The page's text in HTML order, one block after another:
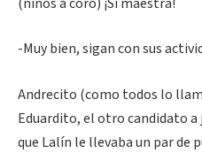
-Muy bien, sigan con sus
Andrecito (como todos lo
Eduardito, el otro candidato
que Lalín le llevaba un par de